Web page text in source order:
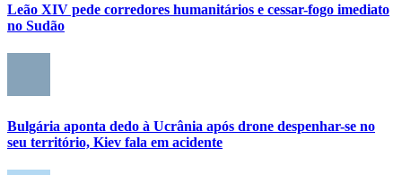
Leão XIV pede corredores humanitários e cessar-fogo imediato
no Sudão
Bulgária aponta dedo à Ucrânia após drone despenhar-se no
seu território, Kiev fala em acidente